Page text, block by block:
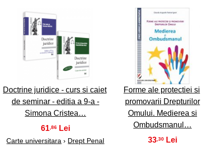
45
Doctrine juridice - curs si caiet
de seminar - editia a 9-a -
Simona Cristea…
61 ,86
Carte universitara › Drept Penal
46
Forme ale protectiei si
promovarii Drepturilor
Omului. Medierea si
Ombudsmanul…
33 ,30